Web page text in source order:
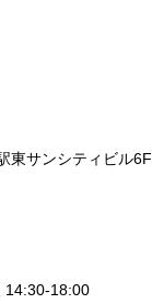
東サンシティビル6F
18:00